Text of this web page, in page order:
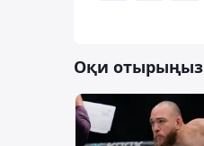
Оқи отырыңыз